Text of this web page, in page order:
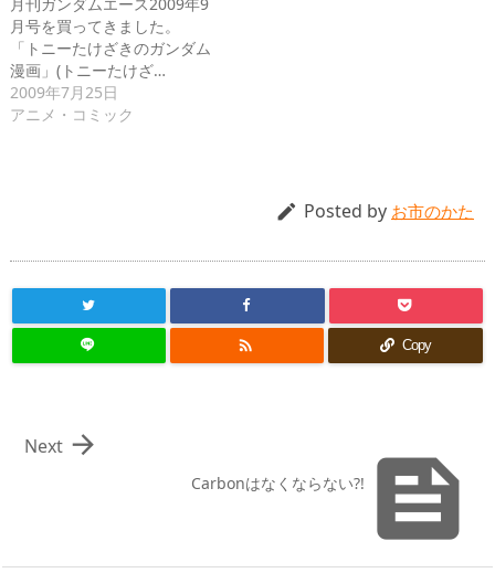
月刊ガンダムエース2009年9
月号を買ってきました。
「トニーたけざきのガンダム
漫画」(トニーたけざ…
2009年7月25日
アニメ・コミック
 Posted by お市のかた
 Copy

Carbonはなくならない?!

Next